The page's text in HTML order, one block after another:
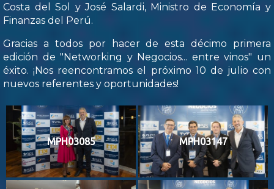
Costa del Sol y José Salardi, Ministro de Economía y
Finanzas del Perú.
Gracias a todos por hacer de esta décimo primera
edición de "Networking y Negocios... entre vinos" un
éxito. ¡Nos reencontramos el próximo 10 de julio con
nuevos referentes y oportunidades!
MPH03085 MPH03147